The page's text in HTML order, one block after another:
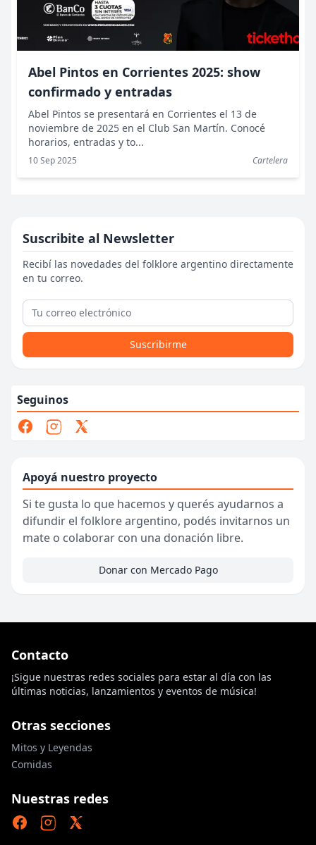
Abel Pintos en Corrientes 2025: show
confirmado y entradas
Abel Pintos se presentará en Corrientes el 13 de
noviembre de 2025 en el Club San Martín. Conocé
horarios, entradas y to...
10 Sep 2025 Cartelera
Suscribite al Newsletter
Recibí las novedades del folklore argentino directamente
en tu correo.
Suscribirme
Seguinos
Apoyá nuestro proyecto
Si te gusta lo que hacemos y querés ayudarnos a
difundir el folklore argentino, podés invitarnos un
mate o colaborar con una donación libre.
Donar con Mercado Pago
Contacto
¡Sigue nuestras redes sociales para estar al día con las
últimas noticias, lanzamientos y eventos de música!
Otras secciones
Mitos y Leyendas
Comidas
Nuestras redes